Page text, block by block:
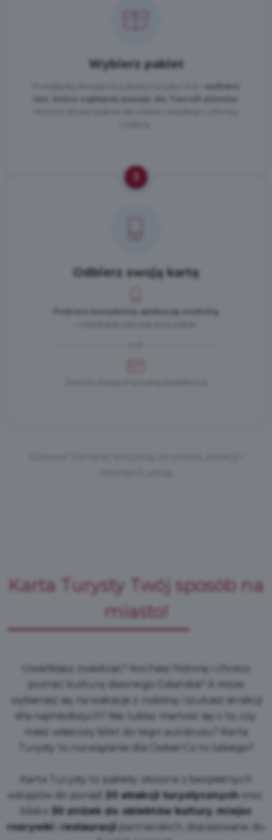
Wybierz pakiet
wybierz
ten, który najlepiej pasuje do Twoich planów
Odbierz swoją kartę
Pobierz bezpłatną aplikację mobilną
Karta Turysty Twój sposób na
miasto!
Uwielbiasz zwiedzać? Kochasz historię i chcesz
poznać kulturę dawnego Gdańska? A może
wybierasz się na wakacje z rodziną i szukasz atrakcji
dla najmłodszych? Nie lubisz martwić się o to, czy
masz właściwy bilet do tego autobusu? Karta
Turysty to rozwiązanie dla Ciebie! Co to takiego?
Karta Turysty to pakiety złożone z bezpłatnych
wstępów do ponad
20 atrakcji turystycznych oraz
blisko
30 zniżek do obiektów kultury ,miejsc
rozrywki
restauracji
partnerskich, dopasowane do